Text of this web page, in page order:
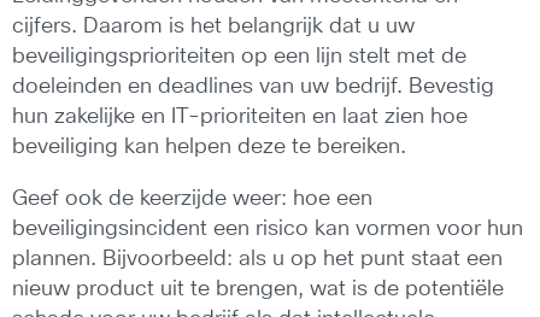
cijfers. Daarom is het belangrijk dat u uw
beveiligingsprioriteiten op een lijn stelt met de
doeleinden en deadlines van uw bedrijf. Bevestig
hun zakelijke en IT-prioriteiten en laat zien hoe
beveiliging kan helpen deze te bereiken.
Geef ook de keerzijde weer: hoe een
beveiligingsincident een risico kan vormen voor hun
plannen. Bijvoorbeeld: als u op het punt staat een
nieuw product uit te brengen, wat is de potentiële